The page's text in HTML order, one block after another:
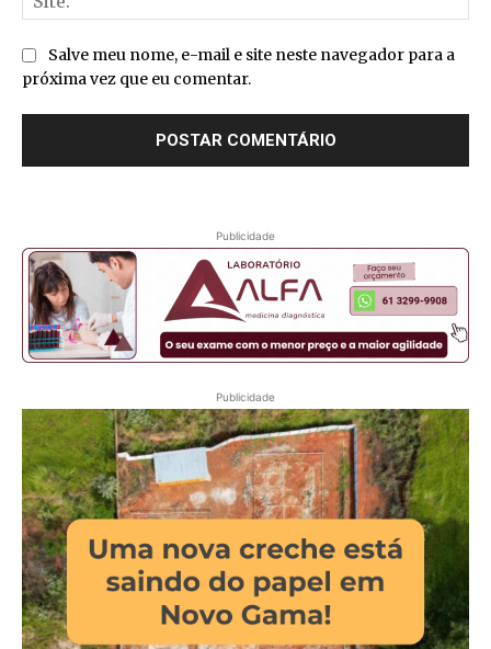
Salve meu nome, e-mail e site neste navegador para a
próxima vez que eu comentar.
Publicidade
Publicidade